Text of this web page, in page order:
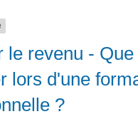
le revenu - Que
lors d'une
?